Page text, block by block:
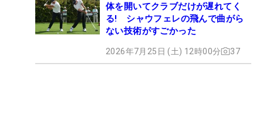
体を開いてクラブだけが遅れてく
る! シャウフェレの飛んで曲がら
ない技術がすごかった
2026年7月25日 (土) 12時00分 37